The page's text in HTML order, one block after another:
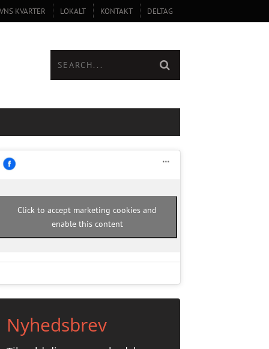
KVARTER LOKALT KONTAKT DELTAG
Click to accept marketing cookies and
enable this content
Nyhedsbrev